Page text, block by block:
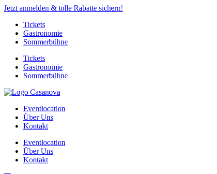
Jetzt anmelden & tolle Rabatte sichern!
Tickets
Gastronomie
Sommerbühne
Tickets
Gastronomie
Sommerbühne
Eventlocation
Über Uns
Kontakt
Eventlocation
Über Uns
Kontakt